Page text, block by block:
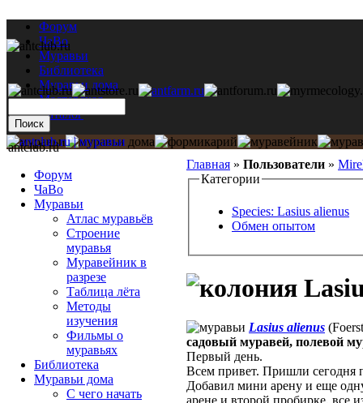
Форум
ЧаВо
Муравьи
Библиотека
Муравьи дома
Мастерская
Каталог
Главная » Пользователи »
Категории
Species: Lasius alienus
Обмен опытом
Lasius alienus
садовый муравей, полевой
Первый день.
Всем привет. Пришли сегодня
Добавил мини арену и еще
antclub.ru
Форум
ЧаВо
Муравьи
Атлас муравьёв
Строение
муравья
Муравейник в
разрезе
Таблица лёта
Методы
изучения
Фильмы о
муравьях
Библиотека
Муравьи дома
С чего начать